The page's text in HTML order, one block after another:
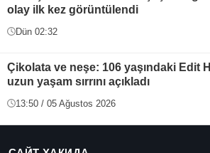
olay ilk kez görüntülendi
Dün 02:32
Çikolata ve neşe: 106 yaşındaki Edit
uzun yaşam sırrını açıkladı
13:50 / 05 Ağustos 2026